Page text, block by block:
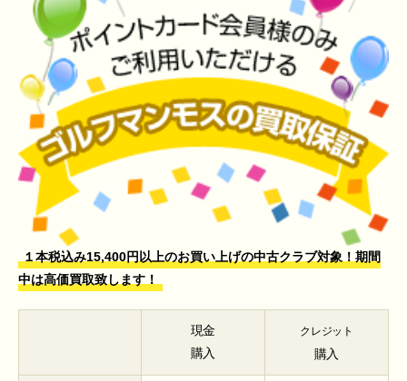
１本税込み15,400円以上のお買い上げの中古クラブ対象！期間
中は高価買取致します！
現金
購入
クレジット
購入